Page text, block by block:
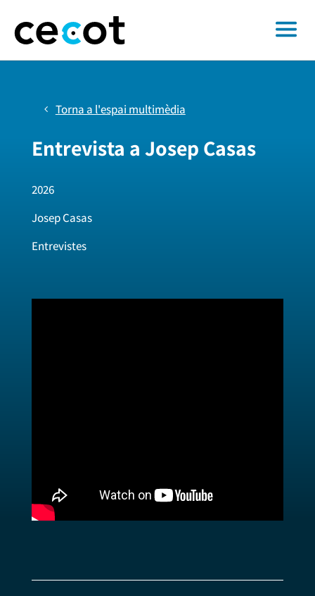
Torna a l'espai multimèdia
Entrevista a Josep Casas
2026
Josep Casas
Entrevistes